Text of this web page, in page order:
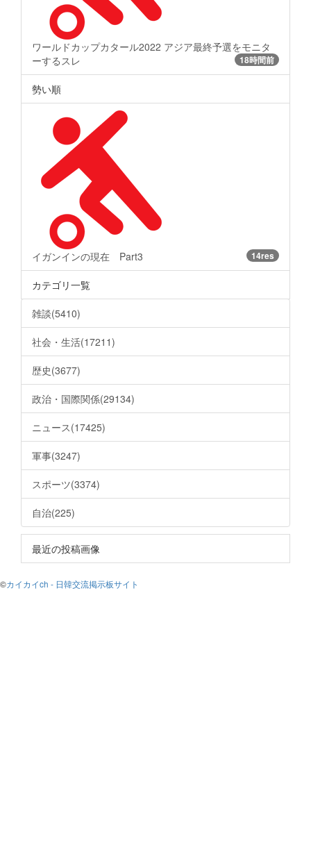
ワールドカップカタール2022 アジア最終予選をモニタ
ーするスレ
18時間前
勢い順
イガンインの現在 Part3 14res
カテゴリ一覧
雑談(5410)
社会・生活(17211)
歴史(3677)
政治・国際関係(29134)
ニュース(17425)
軍事(3247)
スポーツ(3374)
自治(225)
最近の投稿画像
©カイカイch - 日韓交流掲示板サイト